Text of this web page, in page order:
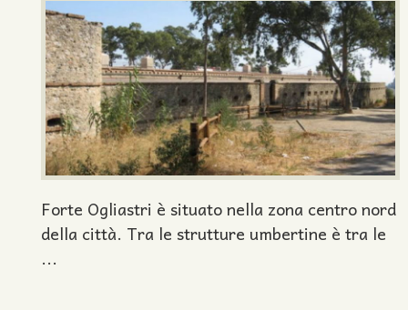
Forte Ogliastri è situato nella zona centro nord
della città. Tra le strutture umbertine è tra le
...